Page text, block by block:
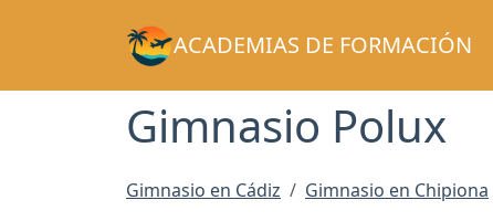
ACADEMIAS DE FORMACIÓN
Gimnasio Polux
Gimnasio en Cádiz Gimnasio en Chipiona